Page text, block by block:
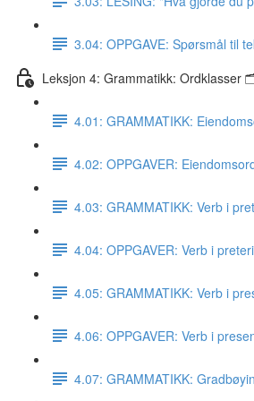
3.04: OPPGAVE: Spørsmål til
Leksjon 4: Grammatikk: Ordklasser
4.01: GRAMMATIKK:
4.02: OPPGAVER:
4.03: GRAMMATIKK: Verb i
4.04: OPPGAVER: Verb i
4.05: GRAMMATIKK: Verb i
4.06: OPPGAVER: Verb i
4.07: GRAMMATIKK: